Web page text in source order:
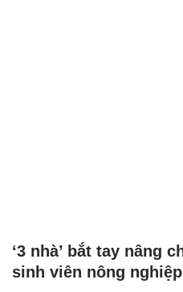
‘3 nhà’ bắt tay nâng
sinh viên nông nghiệp